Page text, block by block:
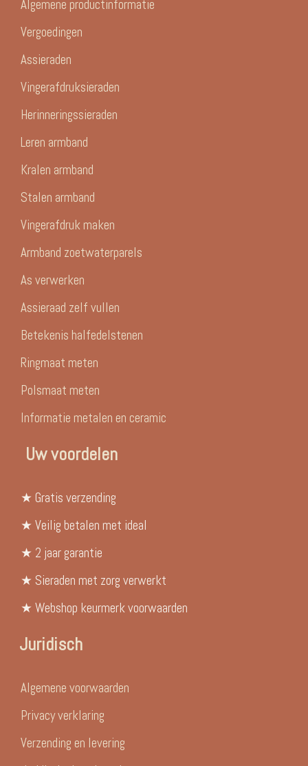
Algemene productinformatie
Vergoedingen
Assieraden
Vingerafdruksieraden
Herinneringssieraden
Leren armband
Kralen armband
Stalen armband
Vingerafdruk maken
Armband zoetwaterparels
As verwerken
Assieraad zelf vullen
Betekenis halfedelstenen
Ringmaat meten
Polsmaat meten
Informatie metalen en ceramic
Uw voordelen
★ Gratis verzending
★ Veilig betalen met ideal
★ 2 jaar garantie
★ Sieraden met zorg verwerkt
★ Webshop keurmerk voorwaarden
Juridisch
Algemene voorwaarden
Privacy verklaring
Verzending en levering